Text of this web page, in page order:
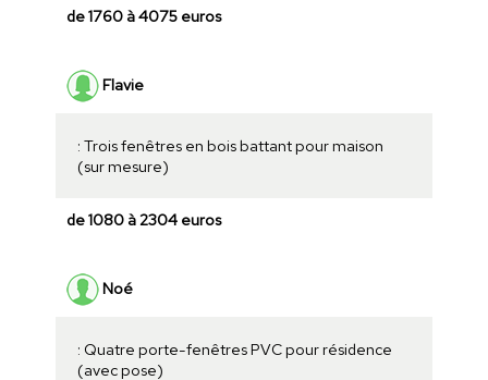
de 1760 à 4075 euros
Flavie
: Trois fenêtres en bois battant pour maison
(sur mesure)
de 1080 à 2304 euros
Noé
: Quatre porte-fenêtres PVC pour résidence
(avec pose)